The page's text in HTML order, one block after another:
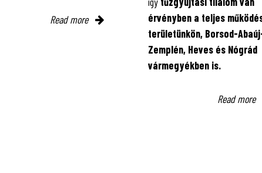
Read more
érvényben a teljes
területünkön, Borsod-
Zemplén, Heves és Nógrád
vármegyékben is.
Read more